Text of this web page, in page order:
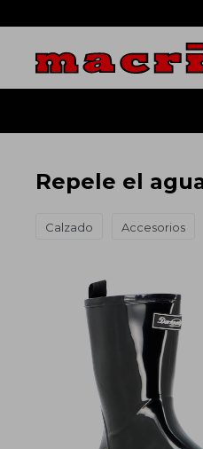
Repele el
Calzado Accesorios